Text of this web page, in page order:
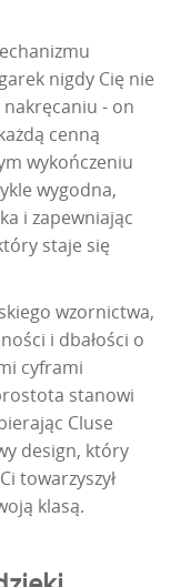
nigdy Cię nie
- on
cenną
wykończeniu
wygodna,
i zapewniając
staje się
wzornictwa,
i dbałości o
cyframi
stanowi
Cluse
design, który
towarzyszył
klasą.